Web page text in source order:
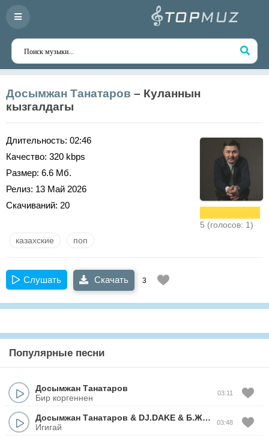
Досымжан Танатаров – Куланнын
кызгалдагы
Длительность: 02:46
Качество: 320 kbps
Размер: 6.6 Мб.
Релиз: 13 Май 2026
Скачиваний: 20
5 (голосов: 1)
казахские поп
Слушать Скачать 3
Популярные песни
Досымжан Танатаров
Бир коргеннен
03:11
Досымжан Танатаров & DJ.DAKE & Б.Желдирбаев
Игигай
03:48